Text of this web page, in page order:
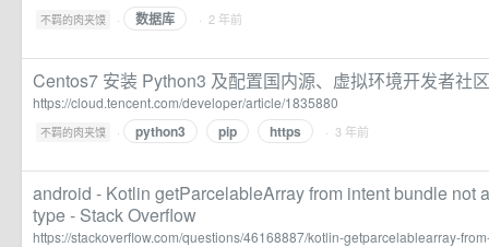
不羁的肉夹馍 · 数据库 · 2 年前
Centos7 安装 Python3 及配置国内源、虚拟环境开发者社区
https://cloud.tencent.com/developer/article/1835880
不羁的肉夹馍 · python3 pip https · 3 年前
android - Kotlin getParcelableArray from intent bundle not
type - Stack Overflow
https://stackoverflow.com/questions/46168887/kotlin-getparcelablearray-